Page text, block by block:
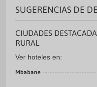
SUGERENCIAS DE
CIUDADES
RURAL
Ver hoteles en:
Mbabane